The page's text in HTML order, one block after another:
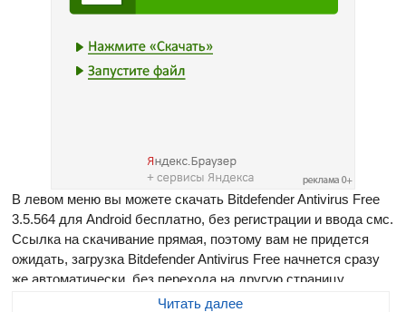
В левом меню вы можете скачать Bitdefender Antivirus Free
3.5.564 для Android бесплатно, без регистрации и ввода смс.
Ссылка на скачивание прямая, поэтому вам не придется
ожидать, загрузка Bitdefender Antivirus Free начнется сразу
же автоматически, без перехода на другую страницу.
Размер программы составляет 7.81 Мб
Читать далее